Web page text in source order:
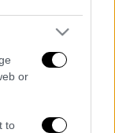
or
to